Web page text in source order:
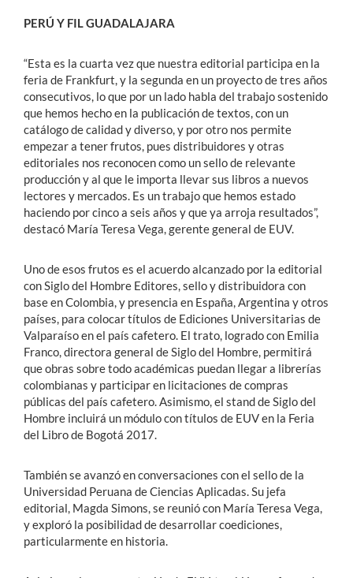
PERÚ Y FIL GUADALAJARA
“Esta es la cuarta vez que nuestra editorial participa en la
feria de Frankfurt, y la segunda en un proyecto de tres años
consecutivos, lo que por un lado habla del trabajo sostenido
que hemos hecho en la publicación de textos, con un
catálogo de calidad y diverso, y por otro nos permite
empezar a tener frutos, pues distribuidores y otras
editoriales nos reconocen como un sello de relevante
producción y al que le importa llevar sus libros a nuevos
lectores y mercados. Es un trabajo que hemos estado
haciendo por cinco a seis años y que ya arroja resultados”,
destacó María Teresa Vega, gerente general de EUV.
Uno de esos frutos es el acuerdo alcanzado por la editorial
con Siglo del Hombre Editores, sello y distribuidora con
base en Colombia, y presencia en España, Argentina y otros
países, para colocar títulos de Ediciones Universitarias de
Valparaíso en el país cafetero. El trato, logrado con Emilia
Franco, directora general de Siglo del Hombre, permitirá
que obras sobre todo académicas puedan llegar a librerías
colombianas y participar en licitaciones de compras
públicas del país cafetero. Asimismo, el stand de Siglo del
Hombre incluirá un módulo con títulos de EUV en la Feria
del Libro de Bogotá 2017.
También se avanzó en conversaciones con el sello de la
Universidad Peruana de Ciencias Aplicadas. Su jefa
editorial, Magda Simons, se reunió con María Teresa Vega,
y exploró la posibilidad de desarrollar coediciones,
particularmente en historia.